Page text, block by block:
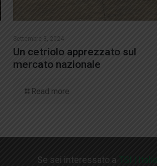
Settembre 3, 2024
Un cetriolo apprezzato sul
mercato nazionale
Read more
Se sei interessato a TSI | Italia